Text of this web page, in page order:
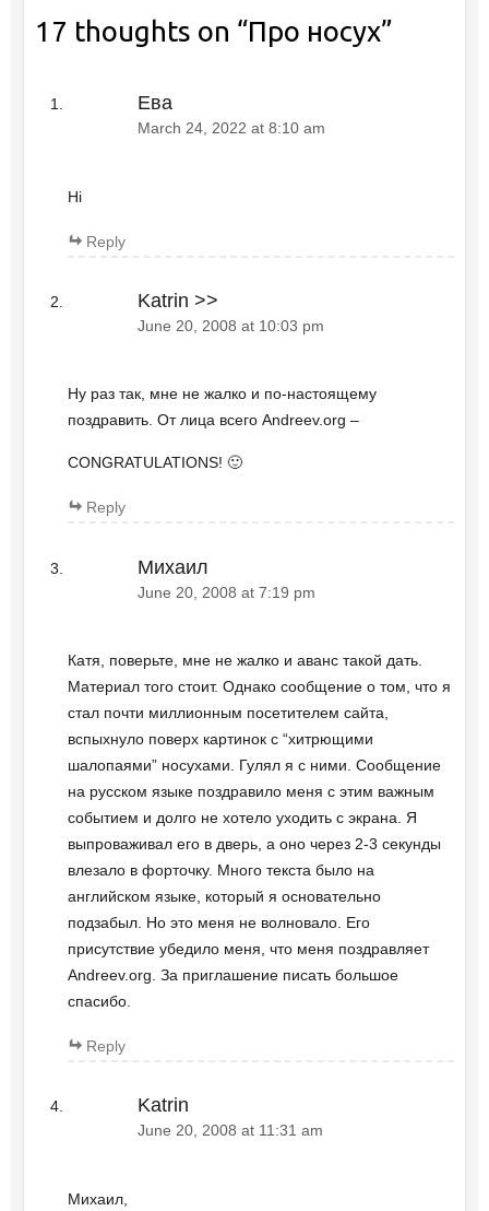
17 thoughts on “Про носух”
Ева
March 24, 2022 at 8:10 am
Hi
Reply
Katrin >>
June 20, 2008 at 10:03 pm
Ну раз так, мне не жалко и по-настоящему
поздравить. От лица всего Andreev.org –
CONGRATULATIONS! 🙂
Reply
Михаил
June 20, 2008 at 7:19 pm
Катя, поверьте, мне не жалко и аванс такой дать.
Материал того стоит. Однако сообщение о том, что я
стал почти миллионным посетителем сайта,
вспыхнуло поверх картинок с “хитрющими
шалопаями” носухами. Гулял я с ними. Сообщение
на русском языке поздравило меня с этим важным
событием и долго не хотело уходить с экрана. Я
выпроваживал его в дверь, а оно через 2-3 секунды
влезало в форточку. Много текста было на
английском языке, который я основательно
подзабыл. Но это меня не волновало. Его
присутствие убедило меня, что меня поздравляет
Andreev.org. За приглашение писать большое
спасибо.
Reply
Katrin
June 20, 2008 at 11:31 am
Михаил,